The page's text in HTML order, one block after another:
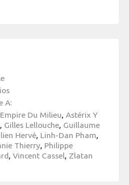
A:
Du Milieu, Astérix Y
, Gilles Lellouche, Guillaume
Hervé, Linh-Dan Pham,
Thierry, Philippe
, Vincent Cassel, Zlatan